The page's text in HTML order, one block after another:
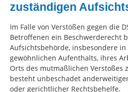
zuständigen
Im Falle von Verstößen gegen die
Betroffenen ein Beschwerderecht
Aufsichtsbehörde, insbesondere
gewöhnlichen Aufenthalts, ihres
Orts des mutmaßlichen Verstoßes
besteht unbeschadet
oder gerichtlicher Rechtsbehelfe.